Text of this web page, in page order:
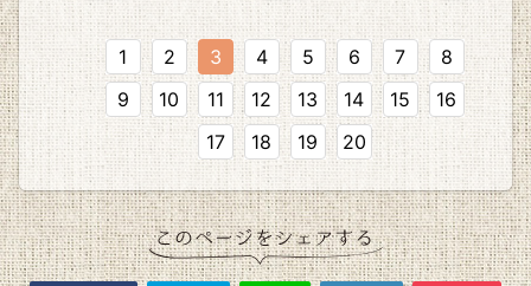
1 2 3 4 5 6 7
8
9
10 11 12 13 14 15
16
17
18 19 20